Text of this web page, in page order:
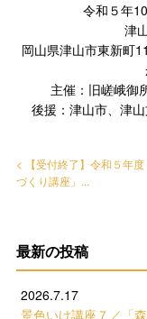
令和５年
津
岡山県津山市東新町
主催：旧嵯峨御
後援：津山市、津
< 【受付終了】令和５年
づくり講座」...
最新の投稿
2026.7.17
景色いけ講座７／「